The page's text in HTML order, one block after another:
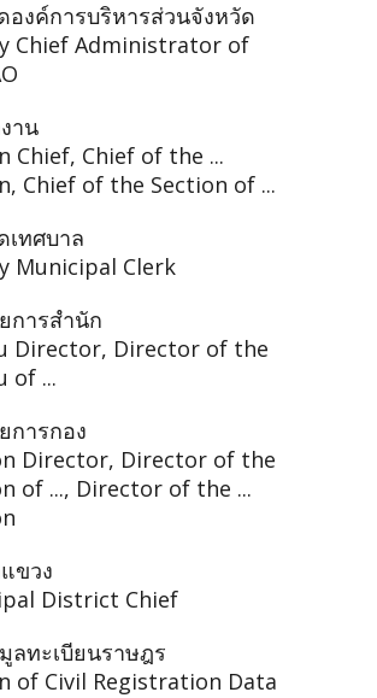
องค์การบริหารส่วนจังหวัด
Chief Administrator of
าน
Chief, Chief of the ...
Chief of the Section of ...
เทศบาล
Municipal Clerk
การสำนัก
Director, Director of the
of ...
การกอง
Director, Director of the
of ..., Director of the ...
ขวง
District Chief
ลทะเบียนราษฎร
of Civil Registration Data